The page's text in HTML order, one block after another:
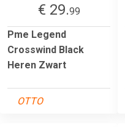
€ 29.99
Pme Legend
Crosswind Black
Heren Zwart
OTTO